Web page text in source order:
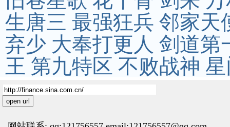
生唐三 最强狂兵 邻家天
弃少 大奉打更人 剑道第
王 第九特区 不败战神
open url